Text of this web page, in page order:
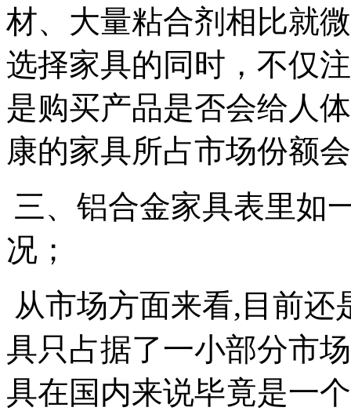
材、大量粘合剂相比就
选择家具的同时，不仅
是购买产品是否会给人
康的家具所占市场份额
三、铝合金家具表里如
况；
从市场方面来看, 目前还
具只占据了一小部分市
具在国内来说毕竟是一